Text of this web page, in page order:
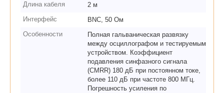
Длина кабеля
2 м
Интерфейс
BNC, 50 Ом
Особенности
Полная гальваническая развязку
между осциллографом и тестируемым
устройством. Коэффициент
подавления синфазного сигнала
(CMRR) 180 дБ при постоянном токе,
более 110 дБ при частоте 800 МГц.
Погрешность усиления по